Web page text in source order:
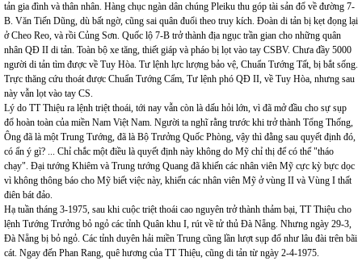
tản gia đình và thân nhân. Hàng chục ngàn dân chúng Pleiku thu góp tài sản đổ về đường 7-
B. Văn Tiến Dũng, dù bất ngờ, cũng sai quân đuổi theo truy kích. Đoàn di tản bị kẹt đọng lại
ở Cheo Reo, và rồi Củng Sơn. Quốc lộ 7-B trở thành địa ngục trần gian cho những quân
nhân QĐ II di tản. Toàn bộ xe tăng, thiết giáp và pháo bị lọt vào tay CSBV. Chưa đầy 5000
người di tản tìm được về Tuy Hòa. Tư lệnh lực lượng bảo vệ, Chuẩn Tướng Tất, bị bắt sống.
Trực thăng cứu thoát được Chuẩn Tướng Cẩm, Tư lệnh phó QĐ II, về Tuy Hòa, nhưng sau
này vẫn lọt vào tay CS.
Lý do TT Thiệu ra lệnh triệt thoái, tới nay vẫn còn là dấu hỏi lớn, vì đã mở đầu cho sự sụp
đổ hoàn toàn của miền Nam Việt Nam. Người ta nghĩ rằng trước khi trở thành Tổng Thống,
Ông đã là một Trung Tướng, đã là Bộ Trưởng Quốc Phòng, vậy thì đằng sau quyết định đó,
có ẩn ý gì? ... Chỉ chắc một điều là quyết định này không do Mỹ chỉ thị để có thể "tháo
chạy". Đại tướng Khiêm và Trung tướng Quang đã khiến các nhân viên Mỹ cực kỳ bực dọc
vì không thông báo cho Mỹ biết việc này, khiến các nhân viên Mỹ ở vùng II và Vùng I thất
điên bát đảo.
Hạ tuần tháng 3-1975, sau khi cuộc triệt thoái cao nguyên trở thành thảm bại, TT Thiệu cho
lệnh Tướng Trưởng bỏ ngỏ các tỉnh Quân khu I, rút về tử thủ Đà Nẵng. Nhưng ngày 29-3,
Đà Nẵng bị bỏ ngỏ. Các tỉnh duyên hải miền Trung cũng lần lượt sụp đổ như lâu đài trên bãi
cát. Ngay đến Phan Rang, quê hương của TT Thiệu, cũng di tản từ ngày 2-4-1975.